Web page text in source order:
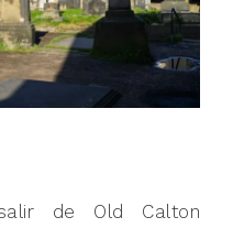
de Old Calton